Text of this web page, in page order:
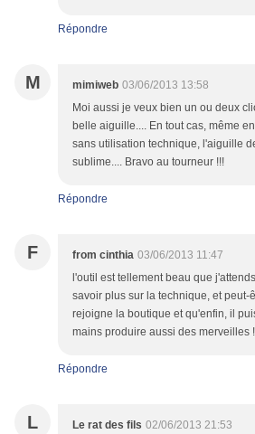
Répondre
M mimiweb 03/06/2013 13:58
Moi aussi je veux bien un ou deux
belle aiguille.... En tout cas, même
sans utilisation technique, l'aiguille
sublime.... Bravo au tourneur !!!
Répondre
F from cinthia 03/06/2013 11:47
l'outil est tellement beau que
savoir plus sur la technique, et peut-
rejoigne la boutique et qu'enfin, il
mains produire aussi des merveilles !
Répondre
L Le rat des fils 02/06/2013 21:53